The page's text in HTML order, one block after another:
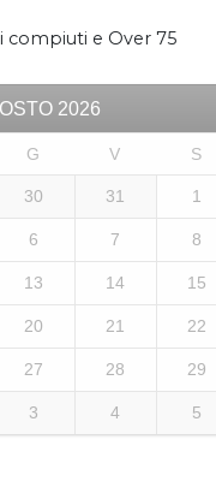
compiuti e Over 75
2026
G V S
30 31 1
6 7 8
13 14 15
20 21 22
27 28 29
3 4 5